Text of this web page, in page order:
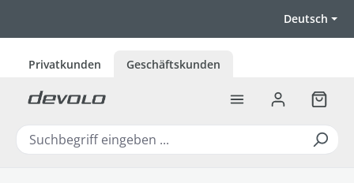
Deutsch
Privatkunden Geschäftskunden